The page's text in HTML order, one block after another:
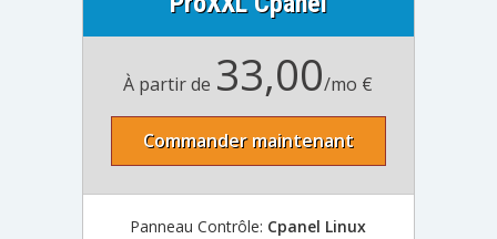
À partir de 33,00/mo €
Commander maintenant
Panneau Contrôle: Cpanel Linux